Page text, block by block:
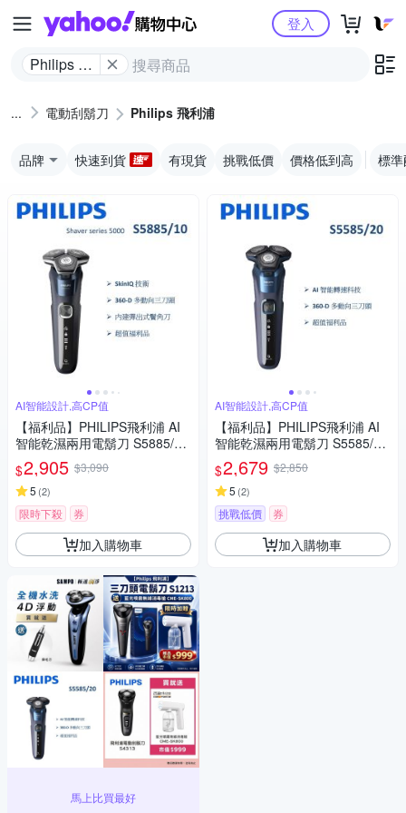
Yahoo購物中心
Philips 飛
登入
電動刮鬍刀 Philips 飛利浦
品牌 快速到貨 有現貨 挑戰低價 價格低到高 標
AI智能設計,高CP值
【福利品】PHILIPS飛利浦 AI
智能乾濕兩用電鬍刀 S5885/10
(一年保固)
$2,905 $3,090
5 (2)
限時下殺 券
加入購物車
馬上比買最好
AI智能設計,高CP值
【福利品】PHILIPS飛利浦 AI
智能乾濕兩用電鬍刀 S5585/20
(一年保固)
$2,679 $2,850
5 (2)
挑戰低價 券
加入購物車